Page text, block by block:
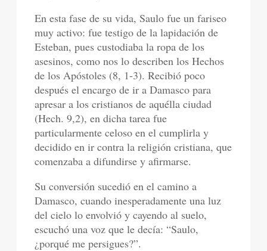
En esta fase de su vida, Saulo fue un fariseo
muy activo: fue testigo de la lapidación de
Esteban, pues custodiaba la ropa de los
asesinos, como nos lo describen los Hechos
de los Apóstoles (8, 1-3). Recibió poco
después el encargo de ir a Damasco para
apresar a los cristianos de aquélla ciudad
(Hech. 9,2), en dicha tarea fue
particularmente celoso en el cumplirla y
decidido en ir contra la religión cristiana, que
comenzaba a difundirse y afirmarse.
Su conversión sucedió en el camino a
Damasco, cuando inesperadamente una luz
del cielo lo envolvió y cayendo al suelo,
escuchó una voz que le decía: “Saulo,
¿porqué me persigues?”.